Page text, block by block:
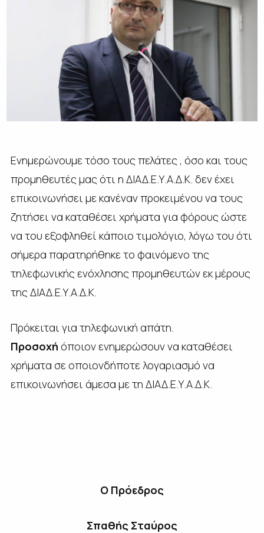
Ενημερώνουμε τόσο τους πελάτες , όσο και τους
προμηθευτές μας ότι η ΔΙΑΔ.Ε.Υ.Α.Δ.Κ. δεν έχει
επικοινωνήσει με κανέναν προκειμένου να τους
ζητήσει να καταθέσει χρήματα για φόρους ώστε
να του εξοφληθεί κάποιο τιμολόγιο, λόγω του ότι
σήμερα παρατηρήθηκε το φαινόμενο της
τηλεφωνικής ενόχλησης προμηθευτών εκ μέρους
της ΔΙΑΔ.Ε.Υ.Α.Δ.Κ.
Πρόκειται για τηλεφωνική απάτη.
Προσοχή όποιον ενημερώσουν να καταθέσει
χρήματα σε οποιονδήποτε λογαριασμό να
επικοινωνήσει άμεσα με τη ΔΙΑΔ.Ε.Υ.Α.Δ.Κ.
Ο Πρόεδρος
Σπαθής Σταύρος